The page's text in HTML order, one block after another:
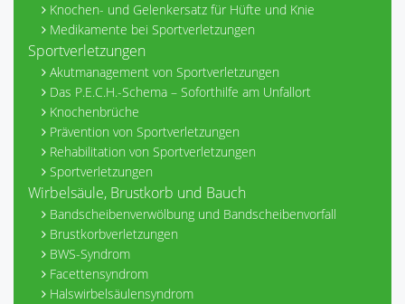
Knochen- und Gelenkersatz für Hüfte und Knie
Medikamente bei Sportverletzungen
Sportverletzungen
Akutmanagement von Sportverletzungen
Das P.E.C.H.-Schema – Soforthilfe am Unfallort
Knochenbrüche
Prävention von Sportverletzungen
Rehabilitation von Sportverletzungen
Sportverletzungen
Wirbelsäule, Brustkorb und Bauch
Bandscheibenverwölbung und Bandscheibenvorfall
Brustkorbverletzungen
BWS-Syndrom
Facettensyndrom
Halswirbelsäulensyndrom